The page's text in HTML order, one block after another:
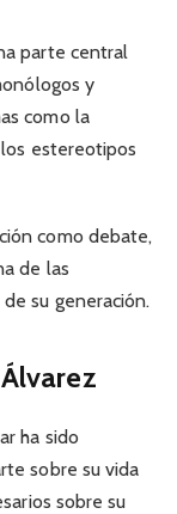
parte central
y
como la
estereotipos
como debate,
de las
su generación.
ha sido
sobre su vida
sobre su